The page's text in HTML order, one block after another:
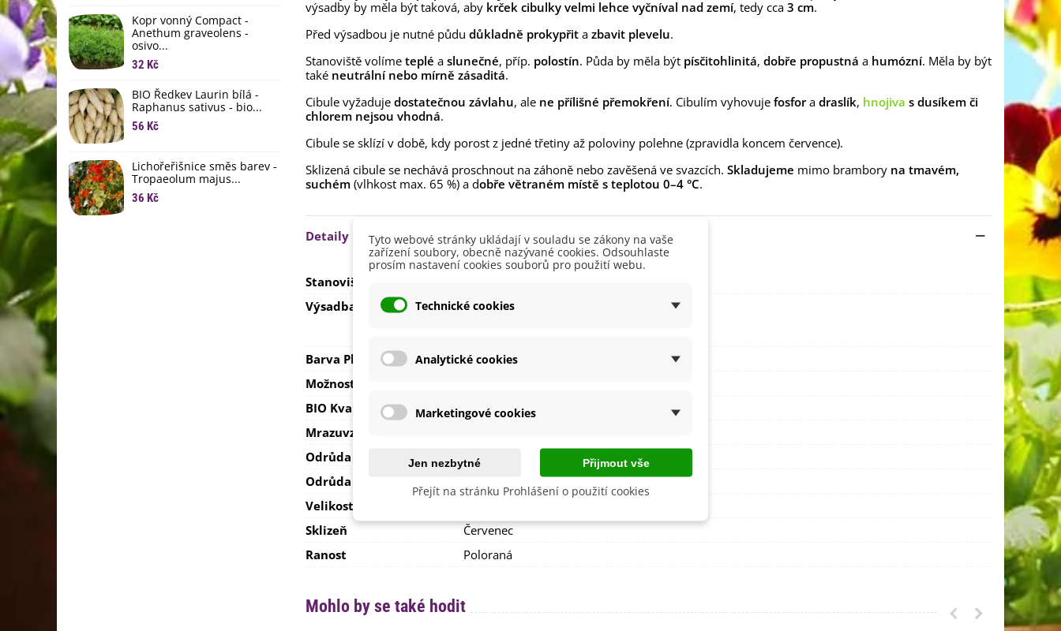
Kopr vonný Compact -
Anethum graveolens -
osivo...
32 Kč
BIO Ředkev Laurin bílá -
Raphanus sativus - bio...
56 Kč
Lichořeřišnice směs barev -
Tropaeolum majus...
36 Kč
Begonia superba -...
60 Kč 85 Kč -30%
Eukalyptus Baby Blue -
Blahovičník - Eukalyptus...
90 Kč
výsadby by měla být taková, aby krček cibulky velmi lehce vyčníval nad zemí, tedy cca 3 cm.
Před výsadbou je nutné půdu důkladně prokypřit a zbavit plevelu.
Stanoviště volíme teplé a slunečné, příp. polostín. Půda by měla být písčitohlinitá, dobře propustná a humózní. Měla by být
také neutrální nebo mírně zásaditá.
Cibule vyžaduje dostatečnou závlahu, ale ne přílišné přemokření. Cibulím vyhovuje fosfora draslík, hnojiva s dusíkem či
chlorem nejsou vhodná.
Cibule se sklízí v době, kdy porost z jedné třetiny až poloviny polehne (zpravidla koncem července).
Sklizená cibule se nechává proschnout na záhoně nebo zavěšená ve svazcích. Skladujeme mimo brambory na tmavém,
suchém (vlhkost max. 65 %) a dobře větraném místě s teplotou 0–4 °C.
Detaily produktu
Stanoviště
Výsadba
Březen
Barva Plodů
Žlutá
Možnosti Pěstování
BIO Kvalita
Ne
Mrazuvzdornost
Odrůda Sadby
Jarní
Odrůda
Velikost Balení
Sklizeň
Červenec
Ranost
Poloraná
Mohlo by se také hodit
Tyto webové stránky ukládají v souladu se zákony na vaše
zařízení soubory, obecně nazývané cookies. Odsouhlaste
prosím nastavení cookies souborů pro použití webu.
Technické cookies
Analytické cookies
Marketingové cookies
Jen nezbytné Přijmout vše
Přejít na stránku Prohlášení o použití cookies